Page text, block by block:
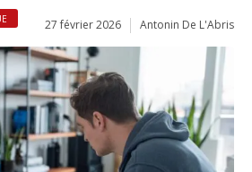
27 février 2026 Antonin De L'Abris